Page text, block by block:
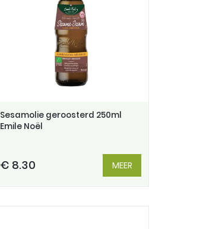
Sesamolie geroosterd 250ml
Emile Noël
€ 8.30 MEER